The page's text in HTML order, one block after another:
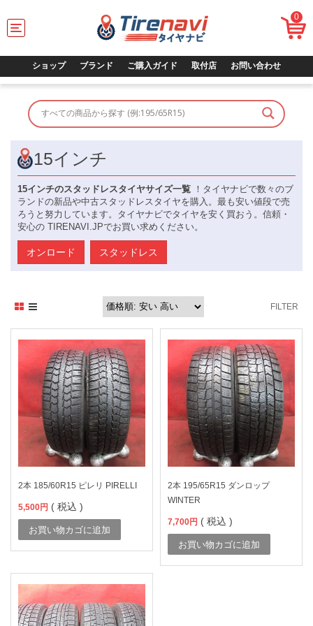
T
o
l
g
a
t
o
n
0
ショップ ブランド ご購入ガイド 取付店 お問い合わせ
15インチ
15インチのスタッドレスタイヤサイズ一覧 ！タイヤナビで数々のブ
ランドの新品や中古スタッドレスタイヤを購入。最も安い値段で売
ろうと努力しています。タイヤナビでタイヤを安く買おう。信頼・
安心の TIRENAVI.JPでお買い求めください。
オンロード スタッドレス
FILTER
2本 185/60R15 ピレリ PIRELLI
5,500円 ( 税込 )
お買い物カゴに追加
2本 195/65R15 ダンロップ
WINTER
7,700円 ( 税込 )
お買い物カゴに追加